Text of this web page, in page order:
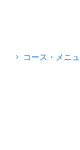
コース・メニ